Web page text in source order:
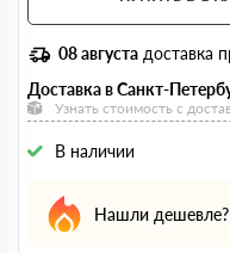
08 августа доставка
Доставка в Санкт-
Узнать стоимость с
В наличии
Нашли